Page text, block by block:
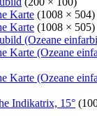
Karte (1008 ×
Karte (1008 ×
(Ozeane
Karte (Ozeane
Karte (Ozeane
Indikatrix, 15°